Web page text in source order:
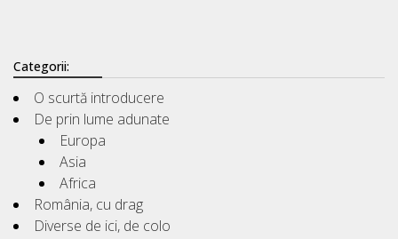
Categorii:
O scurtă introducere
De prin lume adunate
Europa
Asia
Africa
România, cu drag
Diverse de ici, de colo